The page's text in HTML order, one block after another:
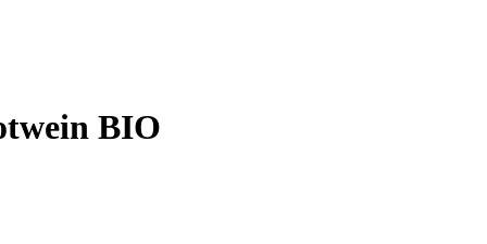
BIO